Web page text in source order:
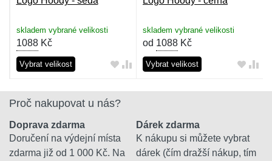
skladem vybrané velikosti
1088Kč
Vybrat velikost
skladem vybrané velikosti
od 1088 Kč
Vybrat velikost
Proč nakupovat u nás?
Doprava zdarma
Doručení na výdejní místa
zdarma již od 1 000 Kč. Na
Dárek zdarma
K nákupu si můžete vybrat
dárek (čím dražší nákup, tím